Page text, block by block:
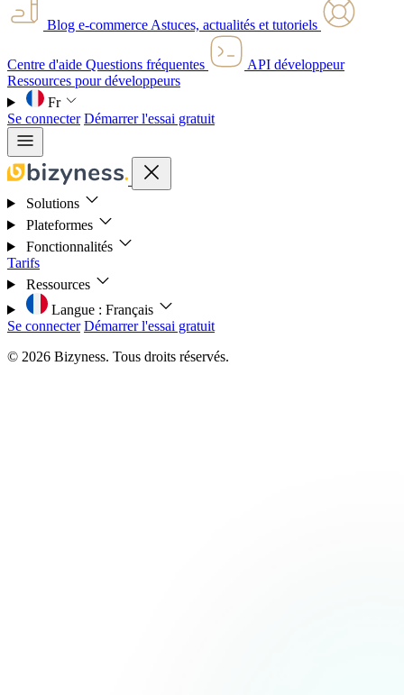
Blog e-commerce Astuces, actualités et tutoriels
Centre d'aide Questions fréquentes
API développeur
Ressources pour développeurs
Fr
Se connecter Démarrer l'essai gratuit
Solutions
Plateformes
Fonctionnalités
Tarifs
Ressources
Langue : Français
Se connecter Démarrer l'essai gratuit
© 2026 Bizyness. Tous droits réservés.